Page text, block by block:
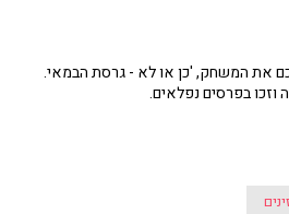
את המשחק, 'כן או לא - גרסת הבמאי.
וזכו בפרסים נפלאים.